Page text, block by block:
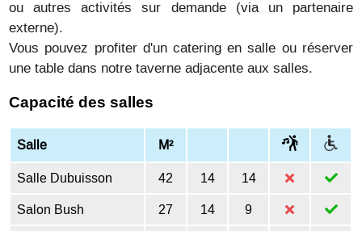
ou autres activités sur demande (via un partenaire
externe).
Vous pouvez profiter d'un catering en salle ou réserver
une table dans notre taverne adjacente aux salles.
Capacité des salles
Salle
M²
Salle Dubuisson
42 14
14
Salon Bush
27 14
9